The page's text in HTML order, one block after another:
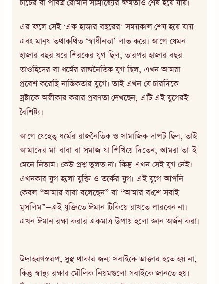
চার্চের বা পবিত্র রোমান সাম্রাজ্যের ক্ষমতাও শেষ হয়ে যায়।
এর ফলে সেই ‘এক হাজার বছরের’ সময়কাল শেষ হয়ে যায়
এবং মানুষ তথাকথিত ‘স্বাধীনতা’ লাভ করে। আগে যেমন
হাজার বছর ধরে শিরকের যুগ ছিল, তারপর হাজার বছর
তাওহিদের বা ধর্মের রাজনৈতিক যুগ ছিল, এখন আমরা
প্রবেশ করেছি নাস্তিকতার যুগে। তাই এখন যে চারদিকে
স্রষ্টাকে অস্বীকার করার প্রবণতা দেখছেন, এটি এই যুগেরই
বৈশিষ্ট্য।
আগে যেহেতু ধর্মের রাজনৈতিক ও সামাজিক দাপট ছিল, তাই
আমাদের মা-বাবা বা সমাজ যা শিখিয়ে দিতেন, আমরা তা-ই
মেনে নিতাম। কেউ প্রশ্ন তুলত না। কিন্তু এখন সেই যুগ নেই।
এখনকার যুগ হলো যুক্তি ও তর্কের যুগ। এই যুগে আপনি
কেবল “আমার বাবা বলেছেন” বা “আমার বংশে সবাই
মুসলিম”—এই যুক্তিতে ঈমান টিকিয়ে রাখতে পারবেন না।
এখন ঈমান রক্ষা করার একমাত্র উপায় হলো জ্ঞান অর্জন করা।
উদাহরণস্বরপ, সুস্থ থাকার জন্য সবাইকে ডাক্তার হতে হয় না,
কিন্তু স্বাস্থ্য রক্ষার মৌলিক নিয়মগুলো সবাইকে জানতে হয়।